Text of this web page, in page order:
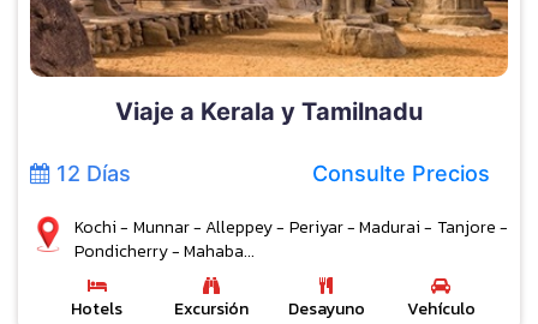
Viaje a Kerala y Tamilnadu
12 Días Consulte Precios
Kochi - Munnar - Alleppey - Periyar - Madurai - Tanjore -
Pondicherry - Mahaba...
Hotels Excursión Desayuno Vehículo